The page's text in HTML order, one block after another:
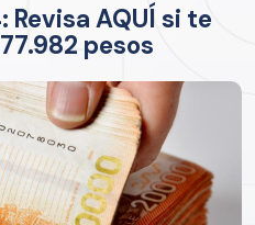
Revisa AQUÍ si te
pesos